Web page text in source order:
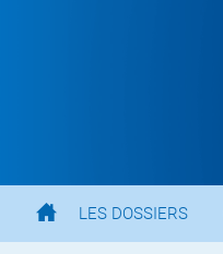
LES DOSSIERS